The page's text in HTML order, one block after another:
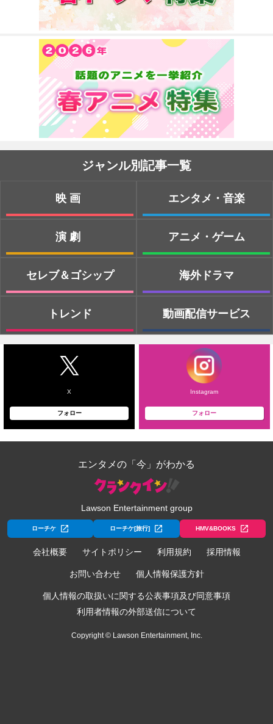
ジャンル別記事一覧
映画
演劇
セレブ＆ゴシップ
トレンド
エンタメ・音楽
アニメ・ゲーム
海外ドラマ
動画配信サービス
X
フォロー
Instagram
フォロー
エンタメの「今」がわかる
Lawson Entertainment group
ローチケ ローチケ[旅行] HMV&BOOKS
会社概要 サイトポリシー 利用規約 採用情報
お問い合わせ 個人情報保護方針
個人情報の取扱いに関する公表事項及び同意事項
利用者情報の外部送信について
Copyright © Lawson Entertainment, Inc.